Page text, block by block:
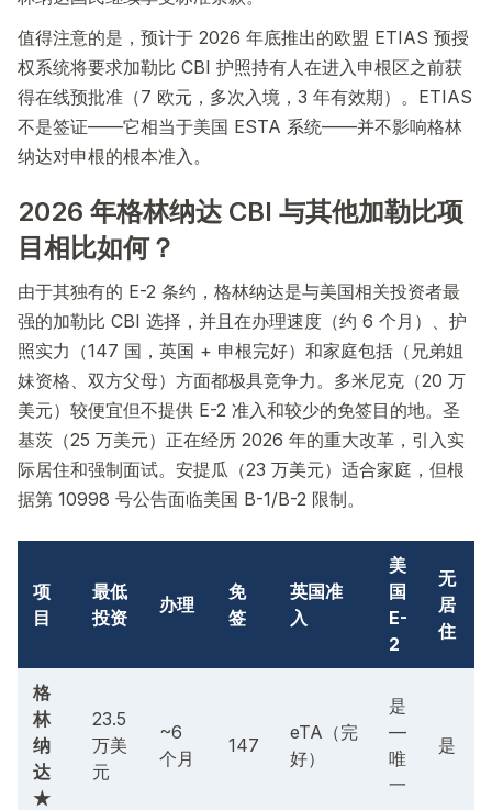
值得注意的是，预计于 2026 年底推出的欧盟 ETIAS 预授
权系统将要求加勒比 CBI 护照持有人在进入申根区之前获
得在线预批准（7 欧元，多次入境，3 年有效期）。ETIAS
不是签证——它相当于美国 ESTA 系统——并不影响格林
纳达对申根的根本准入。
2026 年格林纳达 CBI 与其他加勒比项
目相比如何？
由于其独有的 E-2 条约，格林纳达是与美国相关投资者最
强的加勒比 CBI 选择，并且在办理速度（约 6 个月）、护
照实力（147 国，英国 + 申根完好）和家庭包括（兄弟姐
妹资格、双方父母）方面都极具竞争力。多米尼克（20 万
美元）较便宜但不提供 E-2 准入和较少的免签目的地。圣
基茨（25 万美元）正在经历 2026 年的重大改革，引入实
际居住和强制面试。安提瓜（23 万美元）适合家庭，但根
据第 10998 号公告面临美国 B-1/B-2 限制。
项
目
最低
投资
办理
免
签
英国准
入
美
国
E-
2
无
居
住
格
林
纳
达
★
23.5
万美
元
~6
个月
147
eTA（完
好）
是
—
唯
一
是